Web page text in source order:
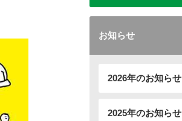
お知らせ
2026年のお知らせ
2025年のお知らせ